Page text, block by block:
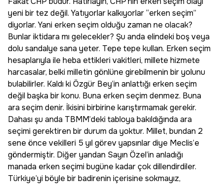
yeni bir tez değil. Yatıyorlar kalkıyorlar “erken seçim”
diyorlar. Yani erken seçim olduğu zaman ne olacak?
Bunlar iktidara mı gelecekler? Şu anda elindeki boş veya
dolu sandalye sana yeter. Tepe tepe kullan. Erken seçim
hesaplarıyla ile heba ettikleri vakitleri, millete hizmete
harcasalar, belki milletin gönlüne girebilmenin bir yolunu
bulabilirler. Kaldı ki Özgür Bey’in anlattığı erken seçim
değil başka bir konu. Buna erken seçim denmez. Buna
ara seçim denir. İkisini birbirine karıştırmamak gerekir.
Dahası şu anda TBMM’deki tabloya bakıldığında ara
seçimi gerektiren bir durum da yoktur. Millet, bundan 2
sene önce vekilleri 5 yıl görev yapsınlar diye Meclis’e
göndermiştir. Diğer yandan Sayın Özel’in anladığı
manada erken seçimi bugüne kadar çok dillendirdiler.
Türkiye’yi böyle bir badirenin içerisine sokmayız,